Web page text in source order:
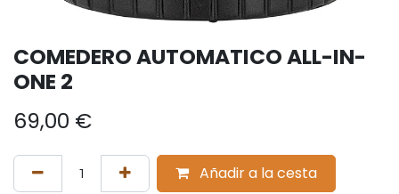
COMEDERO AUTOMATICO ALL-IN-
ONE 2
69,00 €
Añadir a la cesta